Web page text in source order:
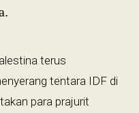
terus
tentara IDF di
para prajurit